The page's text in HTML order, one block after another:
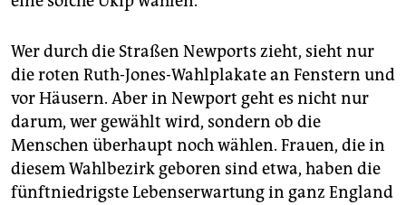
Wer durch die Straßen New­ports zieht, sieht nur
die roten Ruth-Jones-Wahlplakate an Fenstern und
vor Häusern. Aber in Newport geht es nicht nur
darum, wer gewählt wird, sondern ob die
Menschen überhaupt noch wählen. Frauen, die in
diesem Wahlbezirk geboren sind etwa, haben die
fünftniedrigste Lebenserwartung in ganz England